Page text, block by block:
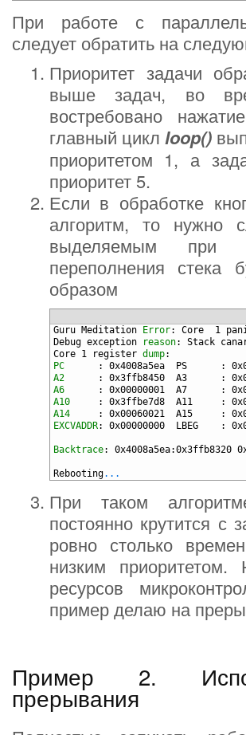
При работе с
следует обратить на
Приоритет задачи
выше задач, во
востребовано
главный цикл loop()
приоритетом 1, а
приоритет 5.
Если в обработке
алгоритм, то нужно
выделяемым при
переполнения стека
образом
Guru Meditation Error: Core  1
Debug exception reason: Stack
Core 1 register dump:
PC
: 0x4008a5ea  PS :
A2
: 0x3ffb8450  A3 :
A6
: 0x00000001  A7 :
A10
: 0x3ffbe7d8  A11 :
A14
: 0x00060021  A15 :
EXCVADDR: 0x00000000  LBEG :
Backtrace: 0x4008a5ea:0x3ffb8320
Rebooting. . .
При таком
постоянно крутится с
ровно столько
низким приоритетом.
ресурсов
пример делаю на
Пример 2.
прерывания